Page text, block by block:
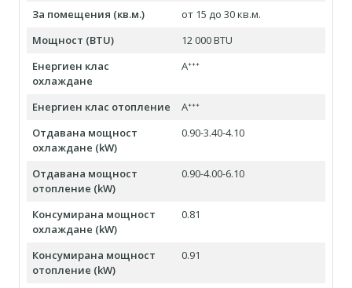
За помещения (кв.м.)
от 15 до 30 кв.м.
Мощност (BTU)
12 000 BTU
Енергиен клас
охлаждане
Aᐩᐩᐩ
Енергиен клас отопление
Aᐩᐩᐩ
Отдавана мощност
охлаждане (kW)
0.90-3.40-4.10
Отдавана мощност
отопление (kW)
0.90-4.00-6.10
Консумирана мощност
охлаждане (kW)
0.81
Консумирана мощност
отопление (kW)
0.91